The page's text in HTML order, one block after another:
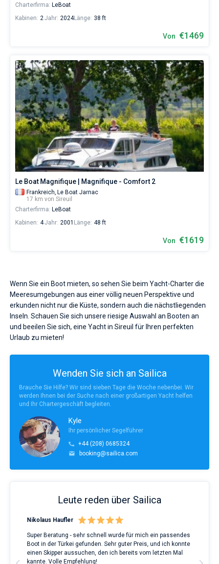
Charterfirma: LeBoat
Kabinen: 2Jahr: 2024Länge: 38 ft
Von €1469
Le Boat Magnifique | Magnifique - Comfort 2
Frankreich, Le Boat Jarnac
17 km von Sireuil
Charterfirma: LeBoat
Kabinen: 4Jahr: 2001 Länge: 48 ft
Von €1619
Wenn Sie ein Boot mieten, so sehen Sie beim Yacht-Charter die
Meeresumgebungen aus einer völlig neuen Perspektive und
erkunden nicht nur die Küste, sondern auch die nächstliegenden
Inseln. Schauen Sie sich unsere riesige Auswahl an Booten an
und beeilen Sie sich, eine Yacht in Sireuil für Ihren perfekten
Urlaub zu mieten!
Wenden Sie sich an Sailica
Brauche Sie Hilfe? Wir sind sieben Tage die Woche nebenbei. Wir
werden Ihnen bei der Suche nach einer großartigen Yacht helfen
und Ihr Chartergeschäft begleiten.
Kyle
Ihr persönlicher Segelführer
+44 (208) 0685324
booking@sailica.com
Leute reden über Sailica
Nikolaus Haufler
Super Beratung - sehr schnell wurde für mich ein passendes
Boot in der Türkei gefunden. Sehr guter Preis, und ich konnte
einen Skipper aussuchen, den ich bereits vom letzten Mal
kannte. Volle Empfehlung!